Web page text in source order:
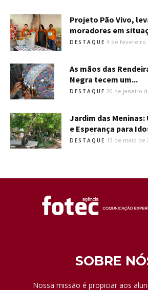
Projeto Pão Vivo,
moradores em
DESTAQUE 4 de fevereiro
As mãos das
Negra tecem um...
DESTAQUE 20 de janeiro
Jardim das Meninas:
e Esperança para
DESTAQUE 13 de maio de
SOBRE
Nossa missão é propiciar aos